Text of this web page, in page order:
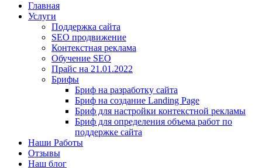
Главная
Услуги
Поддержка сайта
SEO продвижение
Контекстная реклама
Обучение SEO
Прайс на 21.01.2022
Брифы
Бриф на разработку сайта
Бриф на создание Landing Page
Бриф для настройки контекстной рекламы
Бриф для определения объема работ по
поддержке сайта
Наши Работы
Отзывы
Наш блог